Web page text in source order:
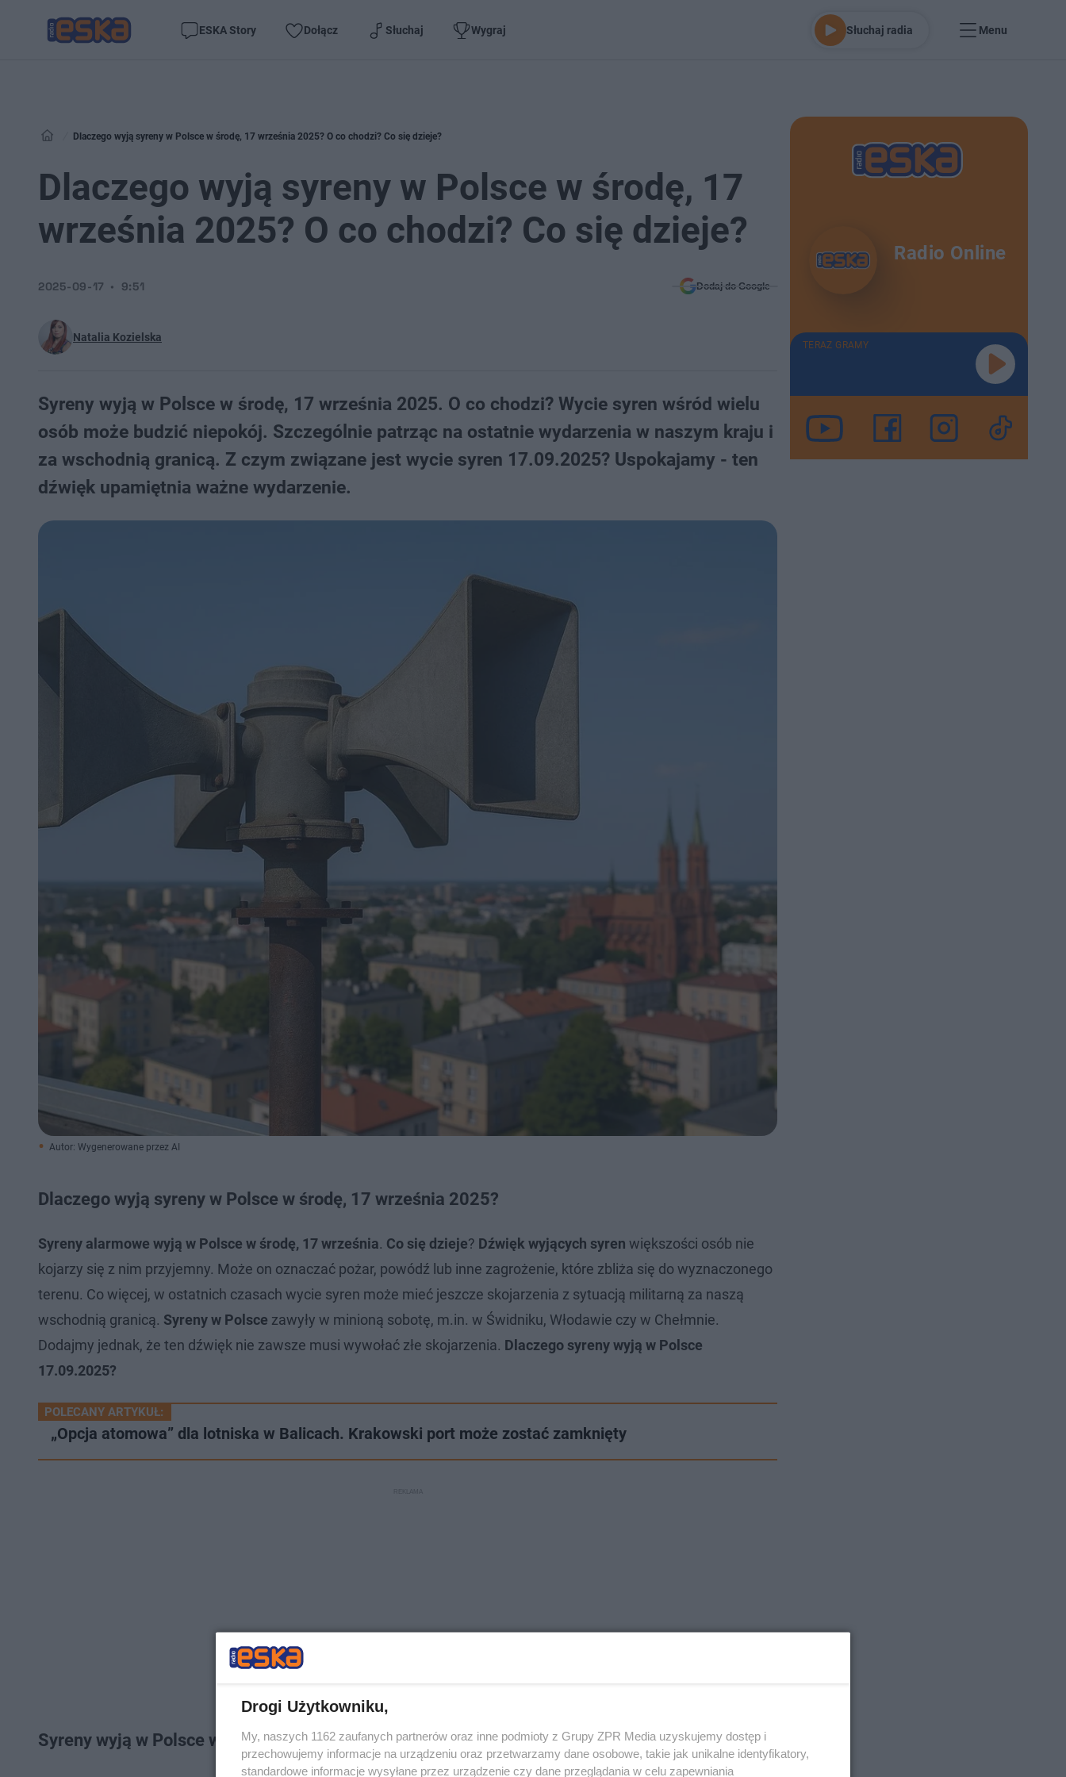
ESKA Story Dołącz Słuchaj Wygraj Słuchaj radia Menu
Dlaczego wyją syreny w Polsce w środę, 17 września 2025? O co chodzi? Co się dzieje?
Dlaczego wyją syreny w Polsce w środę, 17
września 2025? O co chodzi? Co się dzieje?
Natalia Kozielska
2025-09-17 9:51 Dodaj do Google
Syreny wyją w Polsce w środę, 17 września 2025. O co chodzi? Wycie syren wśród wielu
osób może budzić niepokój. Szczególnie patrząc na ostatnie wydarzenia w naszym kraju i
za wschodnią granicą. Z czym związane jest wycie syren 17.09.2025? Uspokajamy - ten
dźwięk upamiętnia ważne wydarzenie.
Autor: Wygenerowane przez AI
Dlaczego wyją syreny w Polsce w środę, 17 września 2025?
Syreny alarmowe wyją w Polsce w środę, 17 września. Co się dzieje? Dźwięk wyjących syren większości osób nie
kojarzy się z nim przyjemny. Może on oznaczać pożar, powódź lub inne zagrożenie, które zbliża się do wyznaczonego
terenu. Co więcej, w ostatnich czasach wycie syren może mieć jeszcze skojarzenia z sytuacją militarną za naszą
wschodnią granicą. Syreny w Polsce zawyły w minioną sobotę, m.in. w Świdniku, Włodawie czy w Chełmnie.
Dodajmy jednak, że ten dźwięk nie zawsze musi wywołać złe skojarzenia. Dlaczego syreny wyją w Polsce
17.09.2025?
POLECANY ARTYKUŁ:
„Opcja atomowa” dla lotniska w Balicach. Krakowski port może zostać zamknięty
Syreny wyją w Polsce w środę, 17 września 2025. Co się dzieje?
Radio Online
TERAZ GRAMY
Drogi Użytkowniku,
My, naszych 1162 zaufanych partnerów oraz inne podmioty z Grupy ZPR Media uzyskujemy dostęp i
przechowujemy informacje na urządzeniu oraz przetwarzamy dane osobowe, takie jak unikalne identyfikatory,
standardowe informacje wysyłane przez urządzenie czy dane przeglądania w celu zapewniania